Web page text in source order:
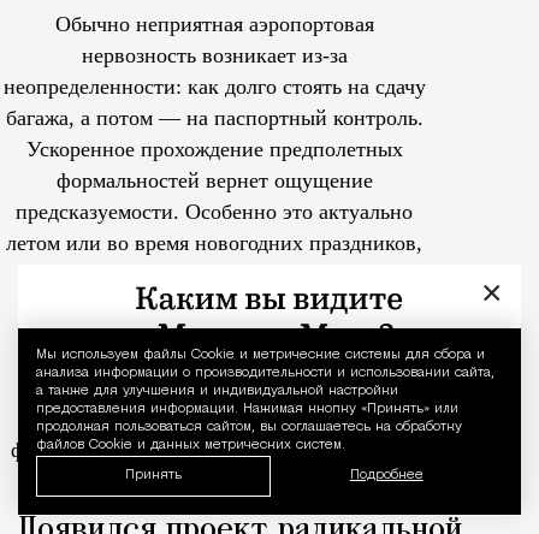
Уведомление
Мы используем файлы Сookie и метрические системы для сбора и
анализа информации о производительности и использовании сайта,
а также для улучшения и индивидуальной настройки
предоставления информации. Нажимая кнопку «Принять» или
продолжая пользоваться сайтом, вы соглашаетесь на обработку
файлов Cookie и данных метрических систем.
Принять Подробнее
Обычно неприятная аэропортовая
нервозность возникает из-за
неопределенности: как долго стоять на сдачу
багажа, а потом — на паспортный контроль.
Ускоренное прохождение предполетных
формальностей вернет ощущение
предсказуемости. Особенно это актуально
летом или во время новогодних праздников,
пика и каждая минута на счету.
Держатели Mir Supreme также могут
воспользоваться сервисом ускоренного
прохождения предполетных
формальностей.Услуга доступна более чем
в 25 российских аэропортах.
Tcпециальный проектКаждый москвич знает — отпуск
×